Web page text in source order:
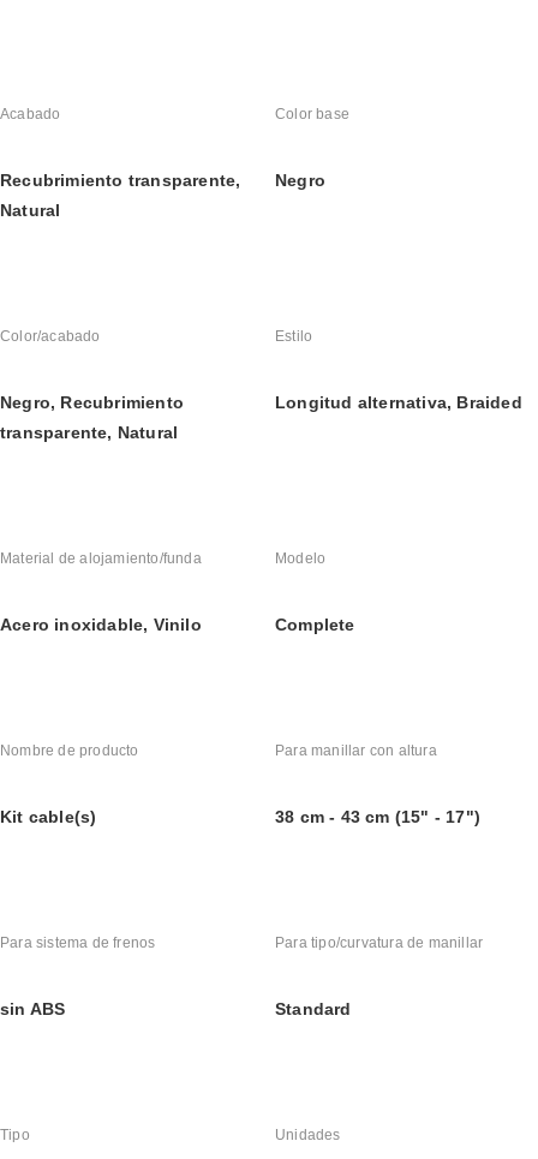
Acabado
Recubrimiento transparente,
Natural
Color base
Negro
Color/acabado
Negro, Recubrimiento
transparente, Natural
Estilo
Longitud alternativa, Braided
Material de alojamiento/funda
Acero inoxidable, Vinilo
Modelo
Complete
Nombre de producto
Kit cable(s)
Para manillar con altura
38 cm - 43 cm (15" - 17")
Para sistema de frenos
sin ABS
Para tipo/curvatura de manillar
Standard
Tipo Unidades